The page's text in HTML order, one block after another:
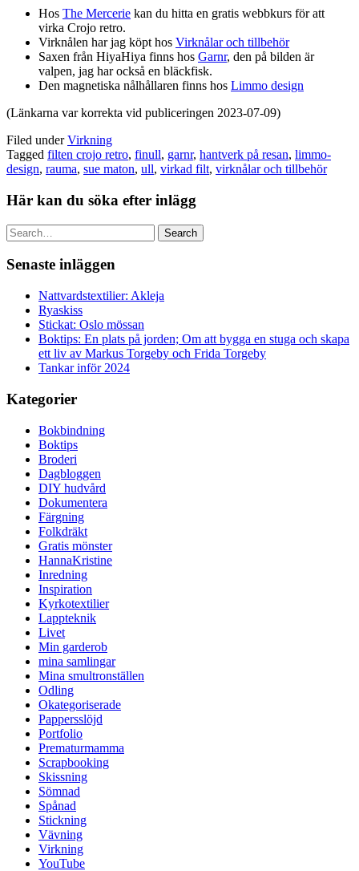
Hos The Mercerie kan du hitta en gratis webbkurs för att
virka Crojo retro.
Virknålen har jag köpt hos Virknålar och tillbehör
Saxen från HiyaHiya finns hos Garnr, den på bilden är
valpen, jag har också en bläckfisk.
Den magnetiska nålhållaren finns hos Limmo design
(Länkarna var korrekta vid publiceringen 2023-07-09)
Filed underVirkning
Tagged filten crojo retro, finull, garnr, hantverk på resan, limmo-
design, rauma, sue maton, ull, virkad filt, virknålar och tillbehör
Här kan du söka efter inlägg
Search
Senaste inläggen
Nattvardstextilier: Akleja
Ryaskiss
Stickat: Oslo mössan
Boktips: En plats på jorden; Om att bygga en stuga och skapa
ett liv av Markus Torgeby och Frida Torgeby
Tankar inför 2024
Kategorier
Bokbindning
Boktips
Broderi
Dagbloggen
DIY hudvård
Dokumentera
Färgning
Folkdräkt
Gratis mönster
HannaKristine
Inredning
Inspiration
Kyrkotextilier
Lappteknik
Livet
Min garderob
mina samlingar
Mina smultronställen
Odling
Okategoriserade
Pappersslöjd
Portfolio
Prematurmamma
Scrapbooking
Skissning
Sömnad
Spånad
Stickning
Vävning
Virkning
YouTube